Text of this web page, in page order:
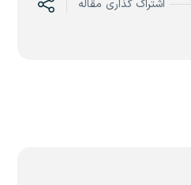
اشتراک گذاری مقاله